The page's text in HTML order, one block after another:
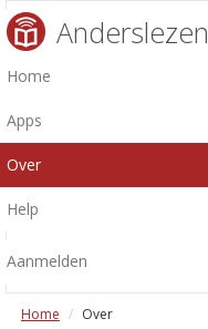
Anderslezen
Home
Apps
Over
Help
Aanmelden
Home Over